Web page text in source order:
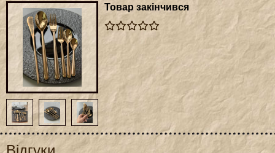
Товар закінчився